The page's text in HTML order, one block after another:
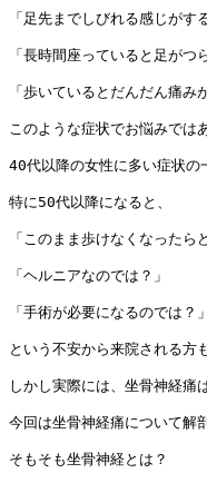
「足先までしびれる感じがす
「長時間座っていると足がつ
「歩いているとだんだん痛み
このような症状でお悩みでは
40代以降の女性に多い症状の
特に50代以降になると、
「このまま歩けなくなったら
「ヘルニアなのでは？」
「手術が必要になるのでは？」
という不安から来院される方
しかし実際には、坐骨神経痛
今回は坐骨神経痛について解
そもそも坐骨神経とは？